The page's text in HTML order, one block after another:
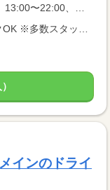
[派遣]①09:00〜18:00、08:00〜17:00、13:00〜22:00、②12:00〜21:00、17:00〜22:00、22:00〜07:00
■短期・単発OK ■シフト自由 ■WワークOK ※多数スタッフさんが活躍しており、 ご希望のお仕事が定員満席となる場合もございます。 それ以外にご紹介しますのでご希望条件をお伝えください。
インのドライ